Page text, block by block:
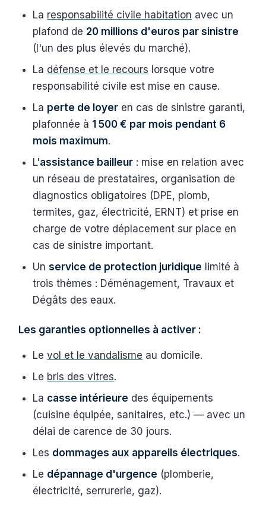
La responsabilité civile habitation avec un
plafond de 20 millions d'euros par sinistre
(l'un des plus élevés du marché).
La défense et le recours lorsque votre
responsabilité civile est mise en cause.
La perte de loyer en cas de sinistre garanti,
plafonnée à 1 500 € par mois pendant 6
mois maximum.
L'assistance bailleur : mise en relation avec
un réseau de prestataires, organisation de
diagnostics obligatoires (DPE, plomb,
termites, gaz, électricité, ERNT) et prise en
charge de votre déplacement sur place en
cas de sinistre important.
Unservice de protection juridique limité à
trois thèmes : Déménagement, Travaux et
Dégâts des eaux.
Les garanties optionnelles à activer :
Levol et le vandalisme au domicile.
Le bris des vitres.
La casse intérieure des équipements
(cuisine équipée, sanitaires, etc.) — avec un
délai de carence de 30 jours.
Les dommages aux appareils électriques.
Le dépannage d'urgence (plomberie,
électricité, serrurerie, gaz).